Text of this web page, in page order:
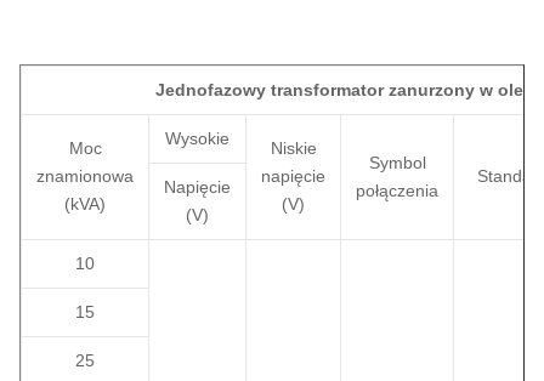
Jednofazowy transformator zanurzony w oleju
Moc
znamionowa
(kVA)
Wysokie
Niskie
napięcie
(V)
Symbol
połączenia
Napięcie
(V)
10
15
25